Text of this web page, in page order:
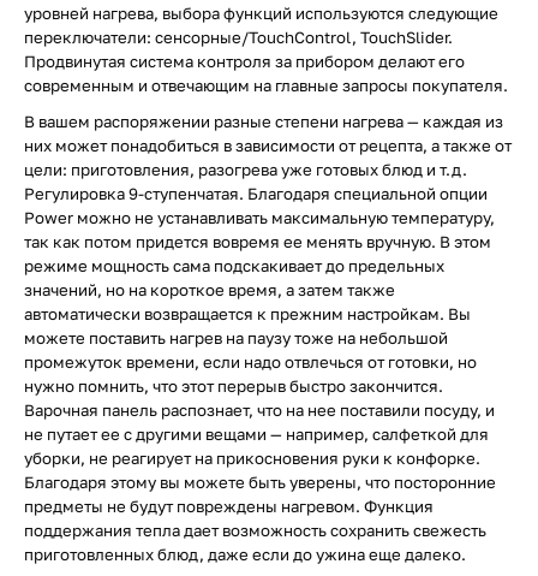
уровней нагрева, выбора функций используются следующие
переключатели: сенсорные/TouchControl, TouchSlider.
Продвинутая система контроля за прибором делают его
современным и отвечающим на главные запросы покупателя.
В вашем распоряжении разные степени нагрева — каждая из
них может понадобиться в зависимости от рецепта, а также от
цели: приготовления, разогрева уже готовых блюд и т.д.
Регулировка 9-ступенчатая. Благодаря специальной опции
Power можно не устанавливать максимальную температуру,
так как потом придется вовремя ее менять вручную. В этом
режиме мощность сама подскакивает до предельных
значений, но на короткое время, а затем также
автоматически возвращается к прежним настройкам. Вы
можете поставить нагрев на паузу тоже на небольшой
промежуток времени, если надо отвлечься от готовки, но
нужно помнить, что этот перерыв быстро закончится.
Варочная панель распознает, что на нее поставили посуду, и
не путает ее с другими вещами — например, салфеткой для
уборки, не реагирует на прикосновения руки к конфорке.
Благодаря этому вы можете быть уверены, что посторонние
предметы не будут повреждены нагревом. Функция
поддержания тепла дает возможность сохранить свежесть
приготовленных блюд, даже если до ужина еще далеко.